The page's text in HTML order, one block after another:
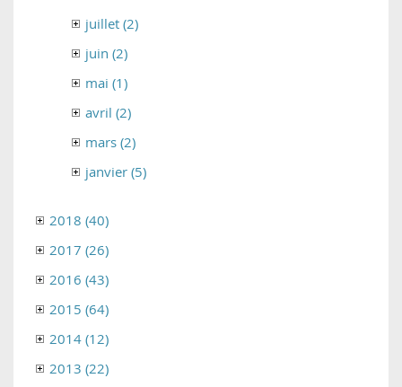
juillet (2)
juin (2)
mai (1)
avril (2)
mars (2)
janvier (5)
2018 (40)
2017 (26)
2016 (43)
2015 (64)
2014 (12)
2013 (22)